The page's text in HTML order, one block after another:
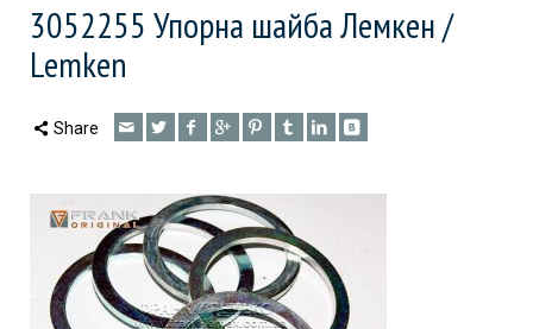
3052255 Упорна шайба Лемкен /
Lemken
Share